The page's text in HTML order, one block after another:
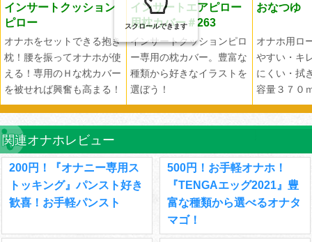
インサートクッション
ピロー
オナホをセットできる抱き
枕！腰を振ってオナホが使
える！専用のＨな枕カバー
を被せれば興奮も高まる！
インサートエアピロー
用枕カバー＃263
インサートクッションピロ
ー専用の枕カバー。豊富な
種類から好きなイラストを
選ぼう！
おなつゆ
オナホ用ロ
やすい・キ
にくい・拭
容量３７０
スクロールできます
関連オナホレビュー
200円！『オナニー専用ス
トッキング』パンスト好き
歓喜！お手軽パンスト
500円！お手軽オナホ！
『TENGAエッグ2021』豊
富な種類から選べるオナタ
マゴ！